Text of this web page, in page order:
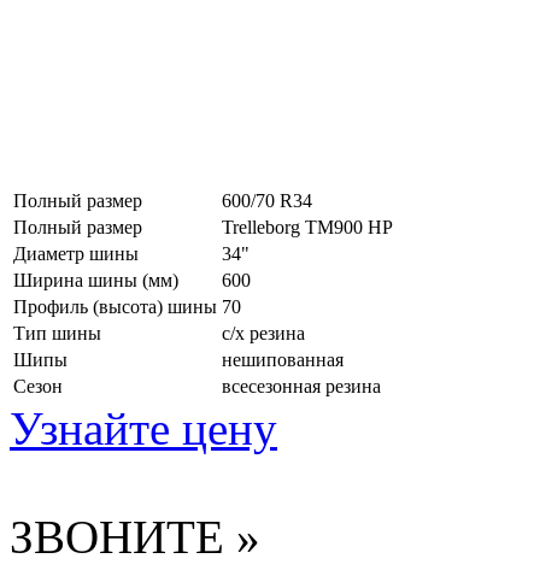
Полный размер
600/70 R34
Полный размер
Trelleborg TM900 HP
Диаметр шины
34"
Ширина шины (мм)
600
Профиль (высота) шины 70
Тип шины
с/х резина
Шипы
нешипованная
Сезон
всесезонная резина
Узнайте цену
ЗВОНИТЕ »